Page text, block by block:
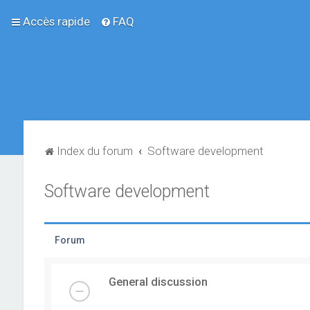
Accès rapide FAQ
Index du forum Software development
Software development
Forum
General discussion